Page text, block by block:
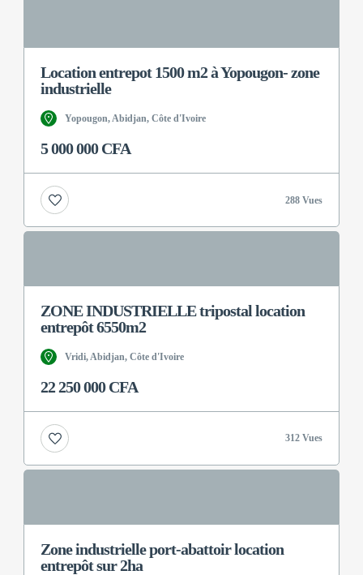
Location entrepot 1500 m2 à Yopougon- zone
industrielle
Yopougon, Abidjan, Côte d'Ivoire
5 000 000 CFA
288 Vues
ZONE INDUSTRIELLE tripostal location
entrepôt 6550m2
Vridi, Abidjan, Côte d'Ivoire
22 250 000 CFA
312 Vues
Zone industrielle port-abattoir location
entrepôt sur 2ha